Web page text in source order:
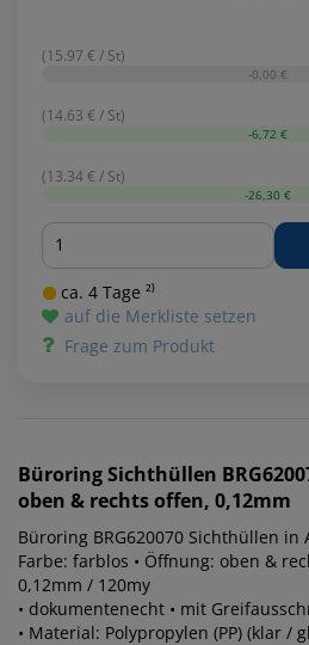
(15.97 € / St)
-0,00 €
(14.63 € / St)
-6,72 €
(13.34 € / St)
-26,30 €
Menge
ca. 4 Tage ²⁾
auf die Merkliste setzen
Frage zum Produkt
BüroringSichthüllen
oben & rechts offen, 0,12mm
Büroring BRG620070 Sichthüllen in
Farbe: farblos • Öffnung: oben &
0,12mm / 120my
• dokumentenecht • mit
• Material: Polypropylen (PP) (klar /